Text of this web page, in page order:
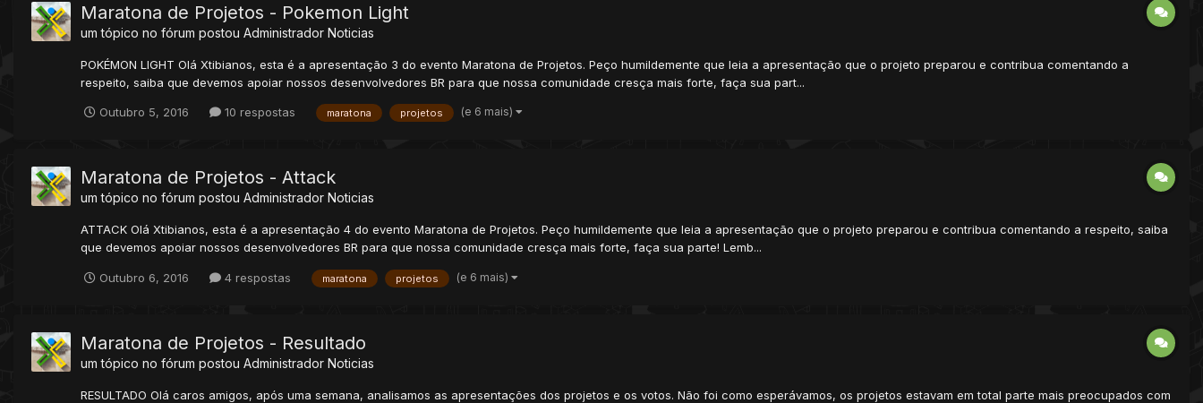
Maratona de Projetos - Pokemon Light
um tópico no fórum postou Administrador Noticias
POKÉMON LIGHT Olá Xtibianos, esta é a apresentação 3 do evento Maratona de Projetos. Peço humildemente que leia a apresentação que o projeto preparou e contribua comentando a
respeito, saiba que devemos apoiar nossos desenvolvedores BR para que nossa comunidade cresça mais forte, faça sua part...
Outubro 5, 2016 10 respostas maratona projetos (e 6 mais)
Maratona de Projetos - Attack
um tópico no fórum postou Administrador Noticias
ATTACK Olá Xtibianos, esta é a apresentação 4 do evento Maratona de Projetos. Peço humildemente que leia a apresentação que o projeto preparou e contribua comentando a respeito, saiba
que devemos apoiar nossos desenvolvedores BR para que nossa comunidade cresça mais forte, faça sua parte! Lemb...
Outubro 6, 2016 4 respostas maratona projetos (e 6 mais)
Maratona de Projetos - Resultado
um tópico no fórum postou Administrador Noticias
RESULTADO Olá caros amigos, após uma semana, analisamos as apresentações dos projetos e os votos. Não foi como esperávamos, os projetos estavam em total parte mais preocupados com